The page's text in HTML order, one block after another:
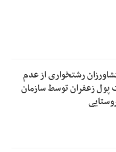
رشتخواری از عدم
پول زعفران توسط سازمان